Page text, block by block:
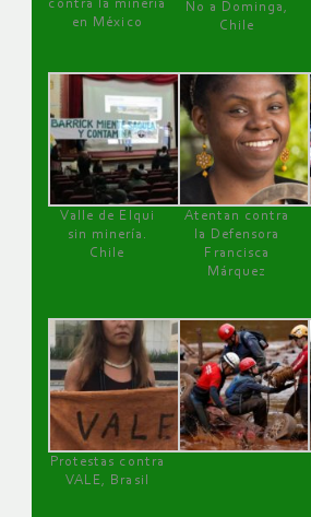
contra la minería
en México
No a Dominga,
Chile
Valle de Elqui
sin minería.
Chile
Atentan contra
la Defensora
Francisca
Márquez
Protestas contra
VALE, Brasil